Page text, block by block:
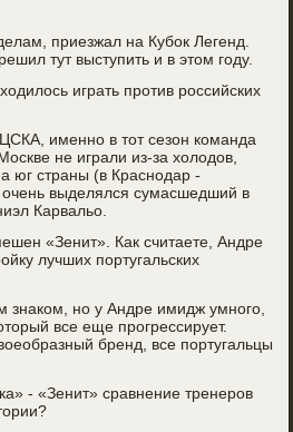
приезжал на Кубок Легенд.
тут выступить и в этом году.
играть против российских
именно в тот сезон команда
не играли из-за холодов,
юг страны (в Краснодар -
выделялся сумасшедший в
Карвальо.
«Зенит». Как считаете, Андре
лучших португальских
знаком, но у Андре имидж умного,
все еще прогрессирует.
бренд, все португальцы
- «Зенит» сравнение тренеров